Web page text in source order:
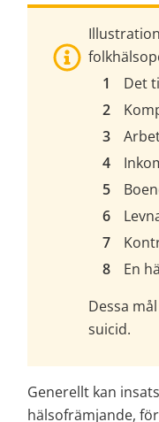
Det
En
Dessa
suicid.
Generellt kan
hälsofrämjande,